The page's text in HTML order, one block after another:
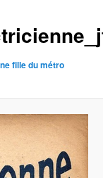
fille du métro